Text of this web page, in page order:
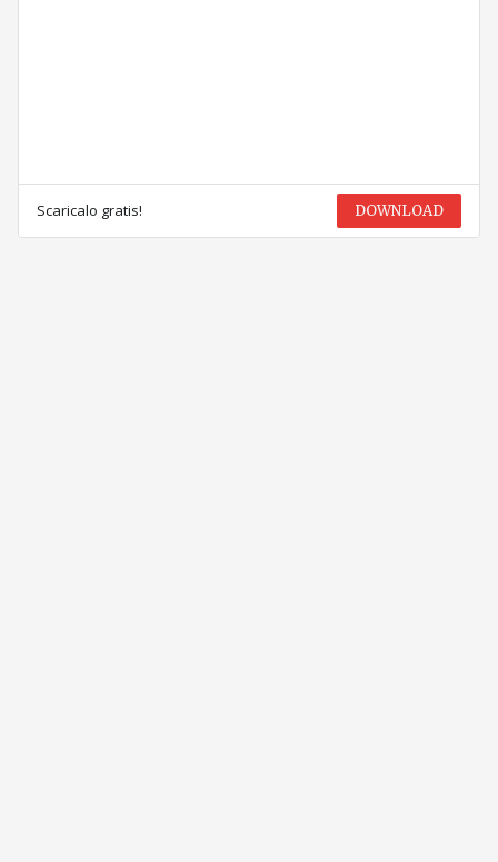
Scaricalo gratis! DOWNLOAD